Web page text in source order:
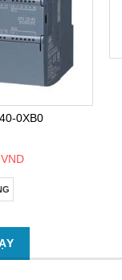
0XB0